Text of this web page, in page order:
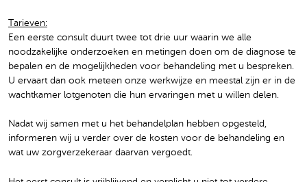
Tarieven:
Een eerste consult duurt twee tot drie uur waarin we alle
noodzakelijke onderzoeken en metingen doen om de diagnose te
bepalen en de mogelijkheden voor behandeling met u bespreken.
U ervaart dan ook meteen onze werkwijze en meestal zijn er in de
wachtkamer lotgenoten die hun ervaringen met u willen delen.
Nadat wij samen met u het behandelplan hebben opgesteld,
informeren wij u verder over de kosten voor de behandeling en
wat uw zorgverzekeraar daarvan vergoedt.